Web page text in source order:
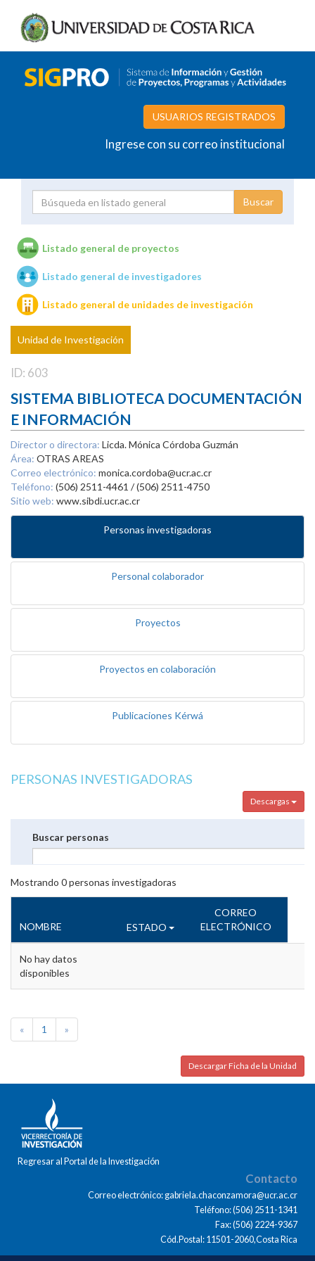
USUARIOS REGISTRADOS
Ingrese con su correo institucional
Unidades de investigación
Listado general de proyectos
Listado general de investigadores
Listado general de unidades de investigación
Unidad de Investigación
ID: 603
SISTEMA BIBLIOTECA DOCUMENTACIÓN
E INFORMACIÓN
Director o directora: Licda. Mónica Córdoba Guzmán
Área: OTRAS AREAS
Correo electrónico: monica.cordoba@ucr.ac.cr
Teléfono: (506) 2511-4461 / (506) 2511-4750
Sitio web: www.sibdi.ucr.ac.cr
Personas investigadoras
Personal colaborador
Proyectos
Proyectos en colaboración
Publicaciones Kérwá
PERSONAS INVESTIGADORAS
Descargas
Buscar personas
Mostrando 0personas investigadoras
NOMBRE ESTADO
CORREO
ELECTRÓNICO
No hay datos
disponibles
« 1 »
Descargar Ficha de la Unidad
Regresar al Portal de la Investigación
Contacto
Correo electrónico: gabriela.chaconzamora@ucr.ac.cr
Teléfono: (506) 2511-1341
Fax: (506) 2224-9367
Cód.Postal: 11501-2060,Costa Rica